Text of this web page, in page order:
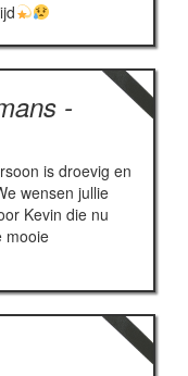
-
is droevig en
wensen jullie
Kevin die nu
mooie